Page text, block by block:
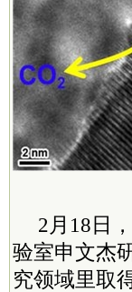
2月18日
验室申文杰
究领域里取